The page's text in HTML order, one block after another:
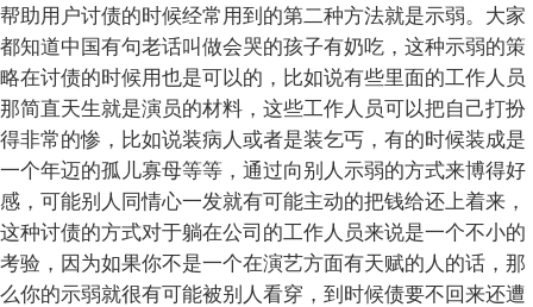
帮助用户讨债的时候经常用到的第二种方法就是示弱。大家
都知道中国有句老话叫做会哭的孩子有奶吃，这种示弱的策
略在讨债的时候用也是可以的，比如说有些里面的工作人员
那简直天生就是演员的材料，这些工作人员可以把自己打扮
得非常的惨，比如说装病人或者是装乞丐，有的时候装成是
一个年迈的孤儿寡母等等，通过向别人示弱的方式来博得好
感，可能别人同情心一发就有可能主动的把钱给还上着来，
这种讨债的方式对于躺在公司的工作人员来说是一个不小的
考验，因为如果你不是一个在演艺方面有天赋的人的话，那
么你的示弱就很有可能被别人看穿，到时候债要不回来还遭